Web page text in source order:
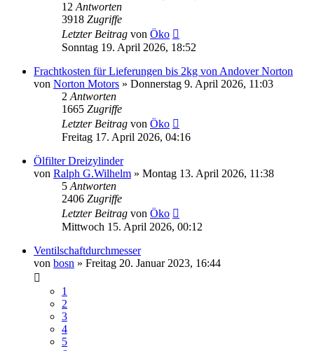
12 Antworten
3918 Zugriffe
Letzter Beitrag von Öko
Sonntag 19. April 2026, 18:52
Frachtkosten für Lieferungen bis 2kg von Andover Norton
von Norton Motors » Donnerstag 9. April 2026, 11:03
2 Antworten
1665 Zugriffe
Letzter Beitrag von Öko
Freitag 17. April 2026, 04:16
Ölfilter Dreizylinder
von Ralph G.Wilhelm » Montag 13. April 2026, 11:38
5 Antworten
2406 Zugriffe
Letzter Beitrag von Öko
Mittwoch 15. April 2026, 00:12
Ventilschaftdurchmesser
von bosn » Freitag 20. Januar 2023, 16:44
1
2
3
4
5